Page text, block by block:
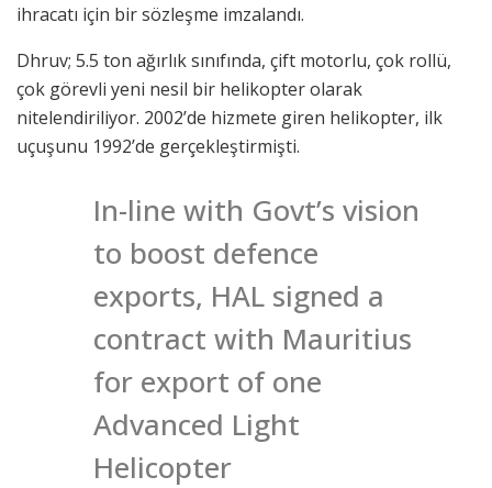
ihracatı için bir sözleşme imzalandı.
Dhruv; 5.5 ton ağırlık sınıfında, çift motorlu, çok rollü,
çok görevli yeni nesil bir helikopter olarak
nitelendiriliyor. 2002’de hizmete giren helikopter, ilk
uçuşunu 1992’de gerçekleştirmişti.
In-line with Govt’s vision
to boost defence
exports, HAL signed a
contract with Mauritius
for export of one
Advanced Light
Helicopter